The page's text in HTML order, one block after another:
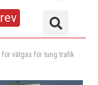
vätgas för tung trafik